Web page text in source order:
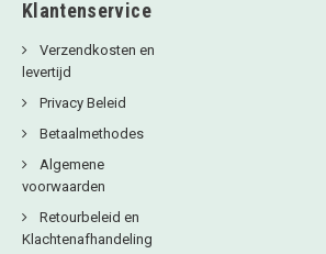
Klantenservice
Verzendkosten en
levertijd
Privacy Beleid
Betaalmethodes
Algemene
voorwaarden
Retourbeleid en
Klachtenafhandeling